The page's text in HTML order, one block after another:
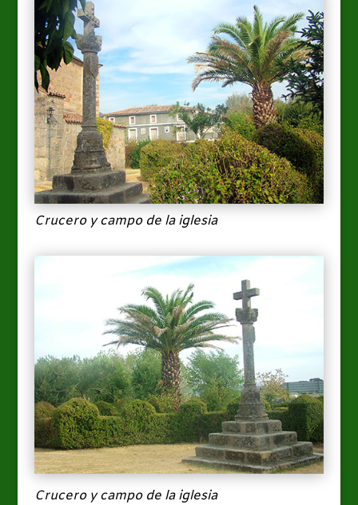
Crucero y campo de la iglesia
Crucero y campo de la iglesia